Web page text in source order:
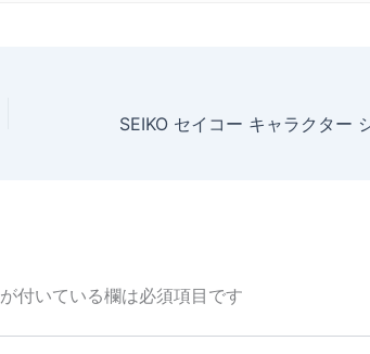
が付いている欄は必須項目です